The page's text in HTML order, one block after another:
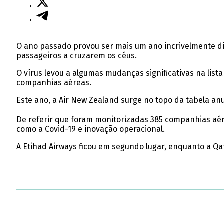
O ano passado provou ser mais um ano incrivelmente
passageiros a cruzarem os céus.
O vírus levou a algumas mudanças significativas na
companhias aéreas.
Este ano, a Air New Zealand surge no topo da tabela
De referir que foram monitorizadas 385 companhias
como a Covid-19 e inovação operacional.
A Etihad Airways ficou em segundo lugar, enquanto a